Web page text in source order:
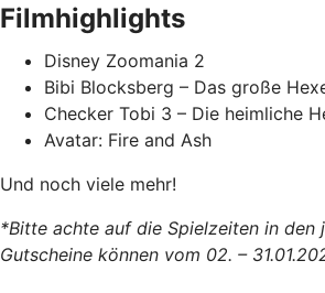
Filmhighlights
Disney Zoomania 2
Bibi Blocksberg – Das große
Checker Tobi 3 – Die heimliche
Avatar: Fire and Ash
Und noch viele mehr!
*Bitte achte auf die Spielzeiten in den
Gutscheine können vom 02. –